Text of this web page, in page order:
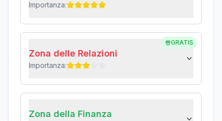
Importanza:
GRATIS
Zona delle Relazioni
Importanza:
Zona della Finanza